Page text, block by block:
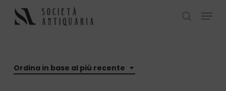
Skip
search
Menu
Ordina in base al più recente